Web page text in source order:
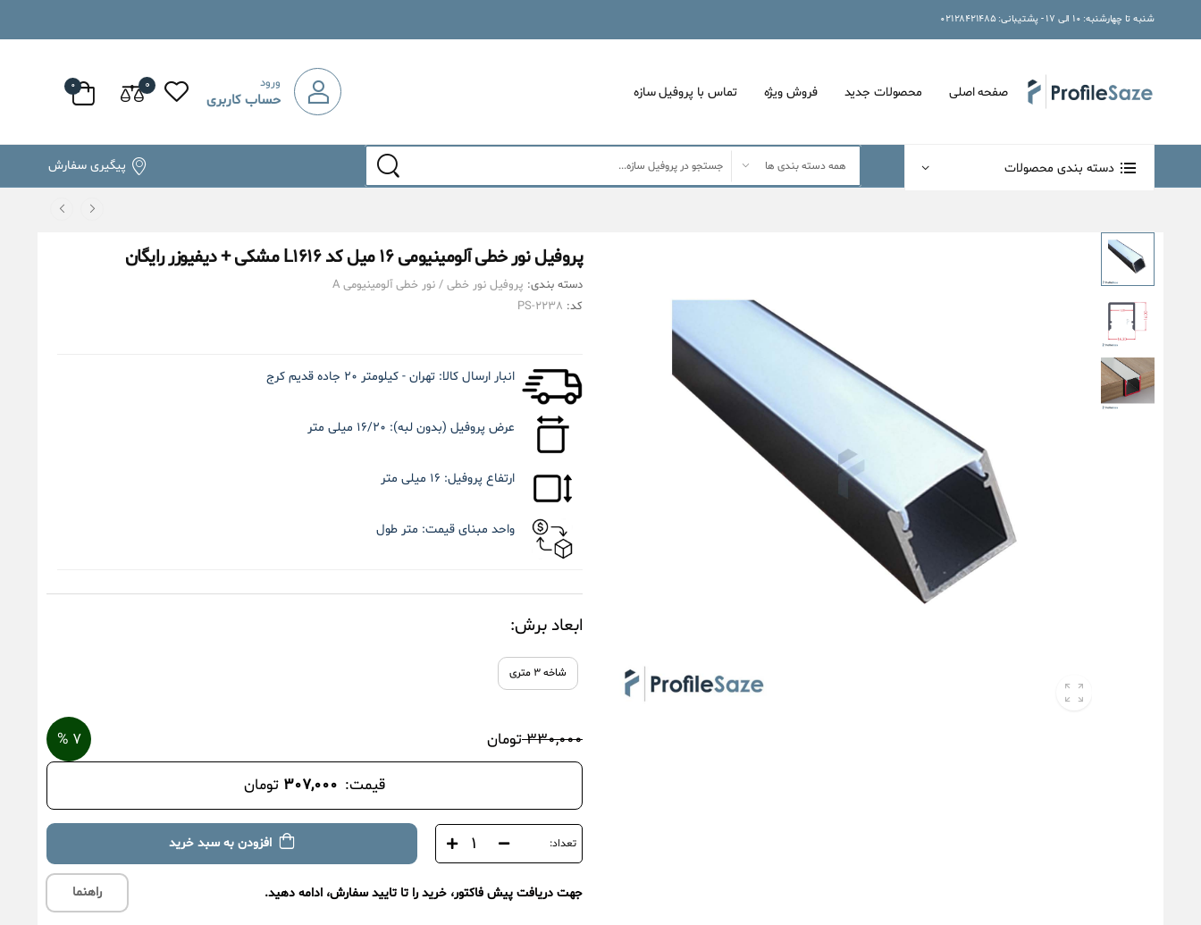
شنبه تا چهارشنبه: ۱۰ الی ۱۷ - پشتیبانی: ۰۲۱۲۸۴۲۱۴۸۵
صفحه اصلی محصولات جدید فروش ویژه تماس با پروفیل سازه
ورود
حساب کاربری
۰ ۰
دسته بندی محصولات پیگیری سفارش
پروفیل نور خطی آلومینیومی ۱۶ میل کد L۱۶۱۶ مشکی + دیفیوزر رایگان
دسته بندی: پروفیل نور خطی / نور خطی آلومینیومی A
کد: PS-۲۲۳۸
انبار ارسال کالا: تهران - کیلومتر ۲۰ جاده قدیم کرج
عرض پروفیل (بدون لبه):
ارتفاع پروفیل:
واحد مبنای قیمت: متر طول
ابعاد برش:
شاخه ۳ متری
۳۳۰,۰۰۰ تومان ۷ %
قیمت: ۳۰۷,۰۰۰ تومان
تعداد: افزودن به سبد خرید
جهت دریافت پیش فاکتور، خرید را تا تایید سفارش، ادامه دهید. راهنما